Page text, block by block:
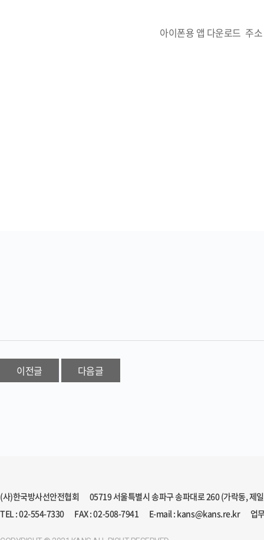
아이폰용 앱 다운로드 주
이전글 다음글
(사)한국방사선안전협회
05719 서울특별시 송파구 송파대로 260 (가락동, 제
TEL : 02-554-7330
FAX : 02-508-7941 E-mail : kans@kans.re.kr 업